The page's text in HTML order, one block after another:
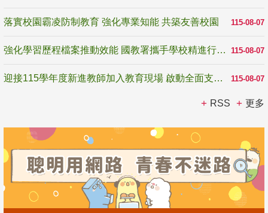
115-08-07
落實校園霸凌防制教育 強化專業知能 共築友善校園
115-08-07
強化學習歷程檔案推動效能 國教署攜手學校精進行政與教學支持
115-08-07
迎接115學年度新進教師加入教育現場 啟動全面支持陪伴
RSS 更多